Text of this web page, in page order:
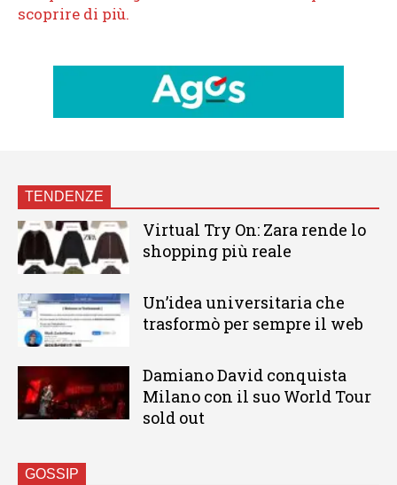
TENDENZE
Virtual Try On: Zara rende lo
shopping più reale
Un’idea universitaria che
trasformò per sempre il web
Damiano David conquista
Milano con il suo World Tour
sold out
GOSSIP